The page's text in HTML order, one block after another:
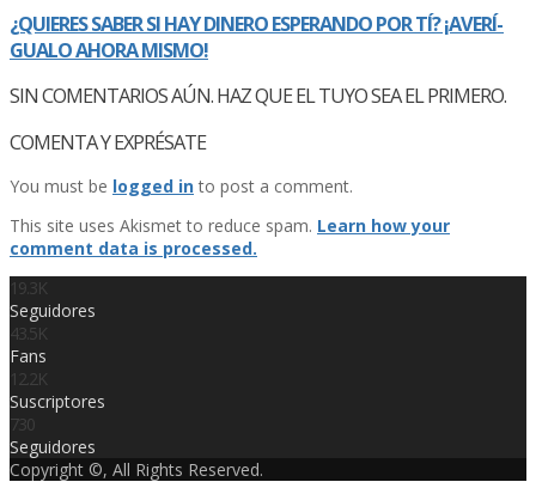
¿QUIERES SABER SI HAY DINERO ESPERANDO POR TÍ­? ¡AVERÍ­
GUALO AHORA MISMO!
SIN COMENTARIOS AÚN. HAZ QUE EL TUYO SEA EL PRIMERO.
COMENTA Y EXPRÉSATE
You must be logged into post a comment.
This site uses Akismet to reduce spam. Learn how your
comment data is processed.
19.3K
Seguidores
43.5K
Fans
12.2K
Suscriptores
730
Seguidores
Copyright ©, All Rights Reserved.